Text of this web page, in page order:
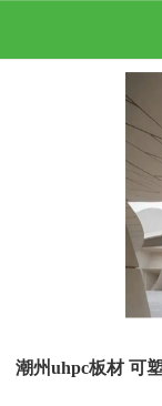
潮州uhpc板材 可